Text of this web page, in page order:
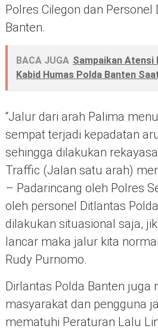
Polres Cilegon dan Personel
Banten.
BACA JUGA Sampaikan Atensi
Kabid Humas Polda Banten
“Jalur dari arah Palima
sempat terjadi kepadatan
sehingga dilakukan
Traffic (Jalan satu arah)
– Padarincang oleh Polres
oleh personel Ditlantas
dilakukan situasional saja,
lancar maka jalur kita
Rudy Purnomo.
Dirlantas Polda Banten juga
masyarakat dan pengguna
mematuhi Peraturan Lalu